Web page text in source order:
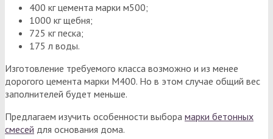
400 кг цемента марки м500;
1000 кг щебня;
725 кг песка;
175 л воды.
Изготовление требуемого класса возможно и из менее
дорогого цемента марки М400. Но в этом случае общий вес
заполнителей будет меньше.
Предлагаем изучить особенности выбора марки бетонных
смесей для основания дома.